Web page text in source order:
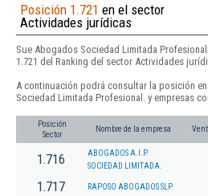
Posición 1.721 en el sector
Actividades jurídicas
Sue Abogados Sociedad Limitada
1.721 del Ranking del sector Actividades
A continuación podrá consultar la posición
Sociedad Limitada Profesional. y empresas
Posición
Sector
Nombre de la empresa
1.716
ABOGADOS A.I.P.
SOCIEDAD LIMITADA.
1.717 RAPOSO ABOGADOS SLP.